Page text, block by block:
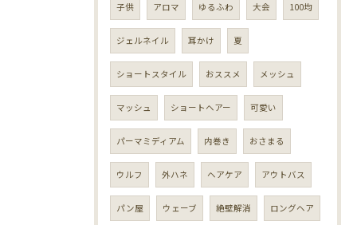
子供 アロマ ゆるふわ 大会 100均
ジェルネイル 耳かけ 夏
ショートスタイル おススメ メッシュ
マッシュ ショートヘアー 可愛い
パーマミディアム 内巻き おさまる
ウルフ 外ハネ ヘアケア アウトバス
パン屋 ウェーブ 絶壁解消 ロングヘア